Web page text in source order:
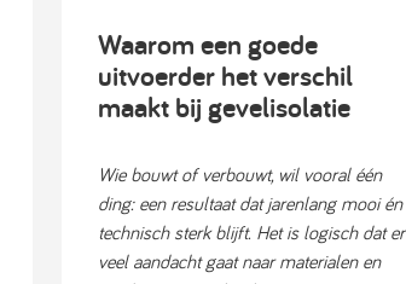
Waarom een goede
uitvoerder het verschil
maakt bij gevelisolatie
Wie bouwt of verbouwt, wil vooral één
ding: een resultaat dat jarenlang mooi én
technisch sterk blijft. Het is logisch dat er
veel aandacht gaat naar materialen en